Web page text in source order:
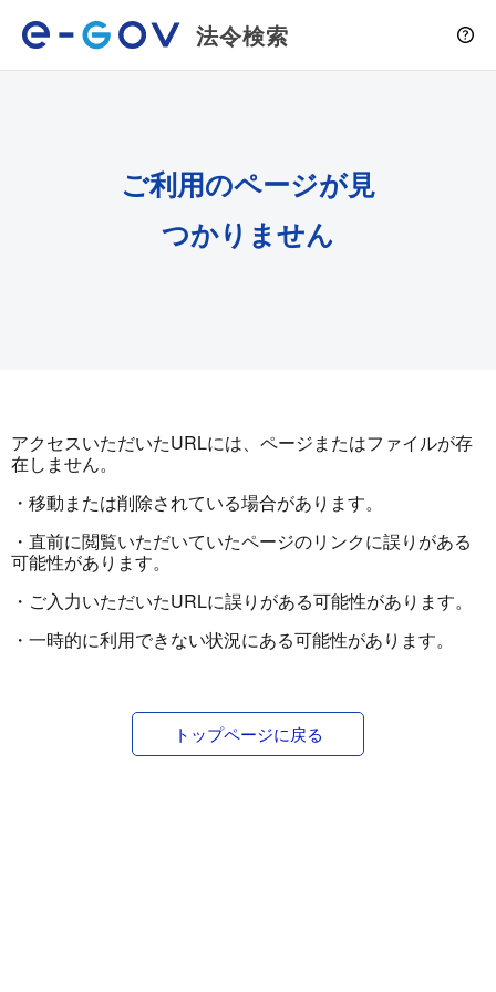
法令検索
ご利用のページが見
つかりません
アクセスいただいたURLには、ページまたはファイルが存
在しません。
・移動または削除されている場合があります。
・直前に閲覧いただいていたページのリンクに誤りがある
可能性があります。
・ご入力いただいたURLに誤りがある可能性があります。
・一時的に利用できない状況にある可能性があります。
トップページに戻る